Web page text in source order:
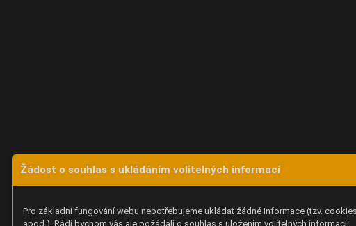
Žádost o souhlas s ukládáním volitelných informací
Pro základní fungování webu nepotřebujeme ukládat žádné informace (tzv.
apod.). Rádi bychom vás ale požádali o souhlas s uložením volitelných informací: